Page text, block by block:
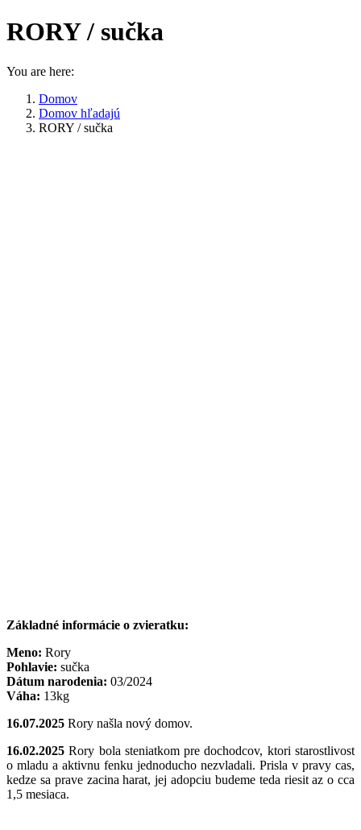
RORY / sučka
You are here:
Domov
Domov hľadajú
RORY / sučka
Základné informácie o zvieratku:
Meno: Rory
Pohlavie: sučka
Dátum narodenia: 03/2024
Váha: 13kg
16.07.2025 Rory našla nový domov.
16.02.2025 Rory bola steniatkom pre dochodcov, ktori starostlivost
o mladu a aktivnu fenku jednoducho nezvladali. Prisla v pravy cas,
kedze sa prave zacina harat, jej adopciu budeme teda riesit az o cca
1,5 mesiaca.